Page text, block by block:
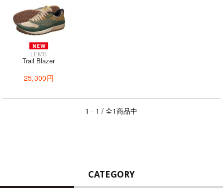
LEMS
Trail Blazer
25,300円
1 - 1 / 全1商品中
CATEGORY